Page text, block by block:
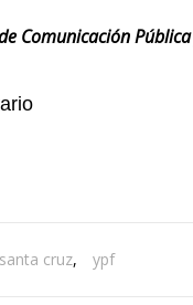
Comunicación
santa cruz, ypf